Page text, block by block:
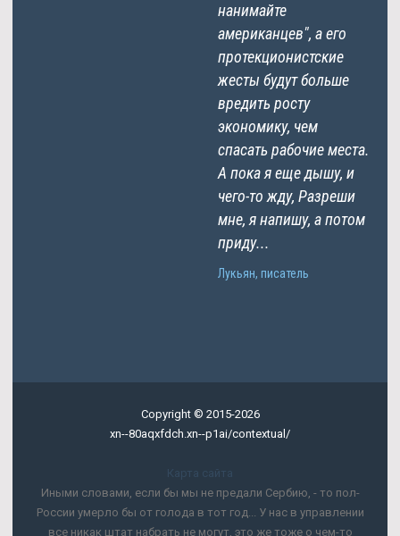
нанимайте
американцев", а его
протекционистские
жесты будут больше
вредить росту
экономику, чем
спасать рабочие места.
А пока я еще дышу, и
чего-то жду, Разреши
мне, я напишу, а потом
приду...
Лукьян, писатель
Copyright © 2015-2026
xn--80aqxfdch.xn--p1ai/contextual/
Карта сайта
Иными словами, если бы мы не предали Сербию, - то пол-
России умерло бы от голода в тот год... У нас в управлении
все никак штат набрать не могут, это же тоже о чем-то